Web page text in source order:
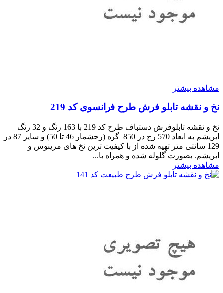
مشاهده بیشتر
نخ و نقشه تابلو فرش طرح فرانسوی کد 219
نخ و نقشه تابلوفرش دستباف طرح کد 219 با 163 رنگ و 32 رنگ
ابریشم به ابعاد 570 رج در 850 گره (رجشمار 46 تا 50) و سایز 87 در
129 سانتی متر تهیه شده از با کیفیت ترین نخ های مرینوس و
ابریشم. بصورت گلوله شده و همراه با...
مشاهده بیشتر